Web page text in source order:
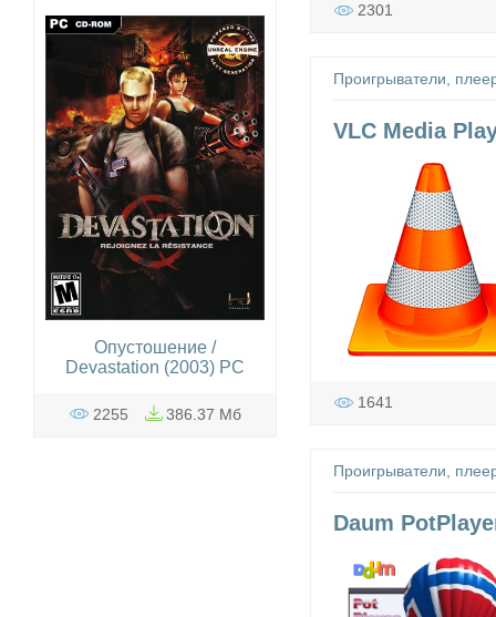
2301
Проигрыватели,
VLC Media
1641
Проигрыватели,
Daum
Опустошение /
Devastation (2003) PC
2255 386.37 Мб